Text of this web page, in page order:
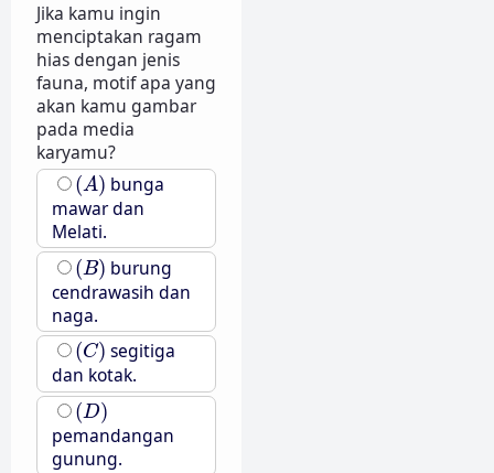
Jika kamu ingin
menciptakan ragam
hias dengan jenis
fauna, motif apa yang
akan kamu gambar
pada media
karyamu?
(A)
(A) bunga
mawar dan
Melati.
(B)
(B) burung
cendrawasih dan
naga.
(C)
(C) segitiga
dan kotak.
(D)
(D)
pemandangan
gunung.